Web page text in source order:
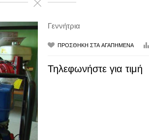
Γεννήτρια
Τηλεφωνήστε για τιμή